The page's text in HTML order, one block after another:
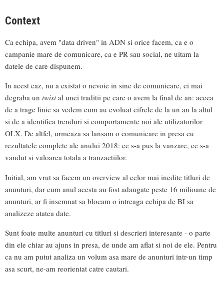
Context
Ca echipa, avem "data driven" in ADN si orice facem, ca e o
campanie mare de comunicare, ca e PR sau social, ne uitam la
datele de care dispunem.
In acest caz, nu a existat o nevoie in sine de comunicare, ci mai
degraba un twistal unei traditii pe care o avem la final de an: aceea
de a trage linie sa vedem cum au evoluat cifrele de la un an la altul
si de a identifica trenduri si comportamente noi ale utilizatorilor
OLX. De altfel, urmeaza sa lansam o comunicare in presa cu
rezultatele complete ale anului 2018: ce s-a pus la vanzare, ce s-a
vandut si valoarea totala a tranzactiilor.
Initial, am vrut sa facem un overview al celor mai inedite titluri de
anunturi, dar cum anul acesta au fost adaugate peste 16 milioane de
anunturi, ar fi insemnat sa blocam o intreaga echipa de BI sa
analizeze atatea date.
Sunt foate multe anunturi cu titluri si descrieri interesante - o parte
din ele chiar au ajuns in presa, de unde am aflat si noi de ele. Pentru
ca nu am putut analiza un volum asa mare de anunturi intr-un timp
asa scurt, ne-am reorientat catre cautari.